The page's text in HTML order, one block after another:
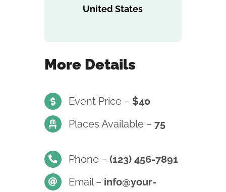
United States
More Details
Event Price – $40
Places Available – 75
Phone – (123) 456-7891
Email – info@your-